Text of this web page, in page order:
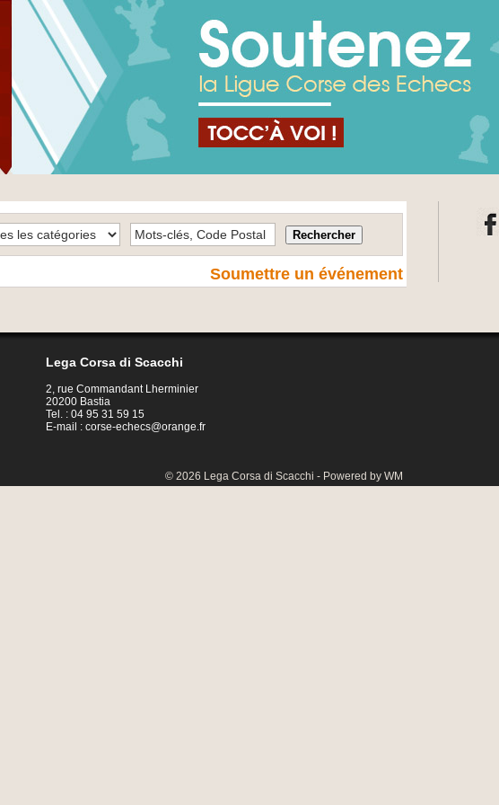
Soumettre un événement
Lega Corsa di Scacchi
2, rue Commandant Lherminier
20200 Bastia
Tel. : 04 95 31 59 15
E-mail : corse-echecs@orange.fr
© 2026 Lega Corsa di Scacchi - Powered by WM